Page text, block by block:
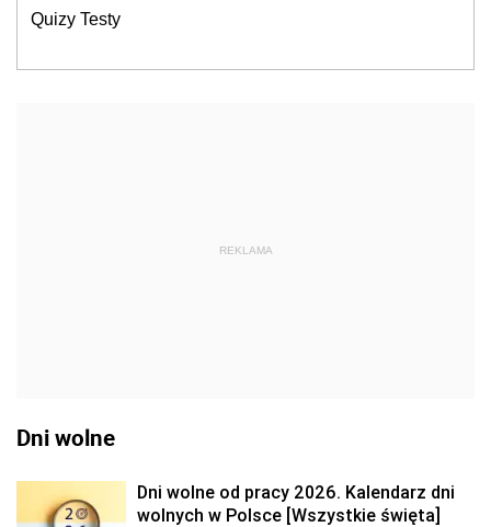
Quizy Testy
REKLAMA
Dni wolne
Dni wolne od pracy 2026. Kalendarz dni
wolnych w Polsce [Wszystkie święta]